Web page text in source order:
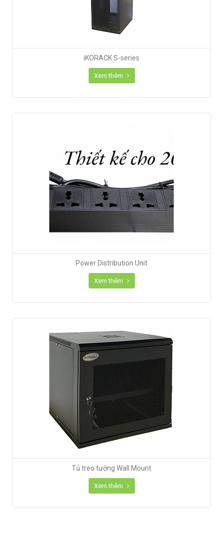
iKORACK S-series
Xem thêm
Power Distribution Unit
Xem thêm
Tủ treo tường Wall Mount
Xem thêm